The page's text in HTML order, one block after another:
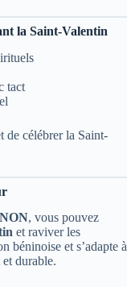
la Saint-Valentin
tact
de célébrer la Saint-
, vous pouvez
et raviver les
béninoise et s’adapte à
durable.